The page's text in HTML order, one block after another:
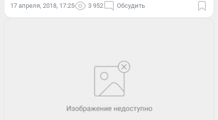
17 апреля, 2018, 17:25 3 952 Обсудить